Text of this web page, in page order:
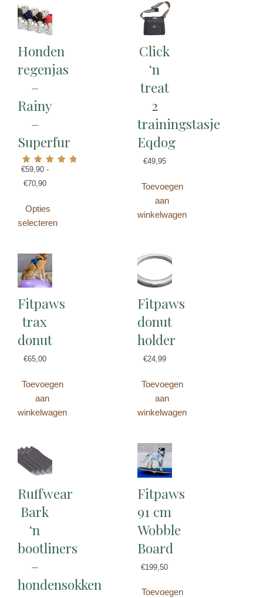
Honden
regenjas
–
Rainy
–
Superfur
Gewaardeerd
5.00
€59,90 -
€70,90
Opties
selecteren
Click
‘n
treat
2
trainingstasje
Eqdog
€49,95
Toevoegen
aan
winkelwagen
Fitpaws
trax
donut
€65,00
Toevoegen
aan
winkelwagen
Fitpaws
donut
holder
€24,99
Toevoegen
aan
winkelwagen
Ruffwear
Bark
‘n
bootliners
–
hondensokken
Fitpaws
91 cm
Wobble
Board
€199,50
Toevoegen